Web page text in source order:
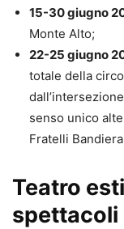
15-30 giugno
Monte Alto;
22-25 giugno
totale della
senso unico
Fratelli
Teatro
spettacoli